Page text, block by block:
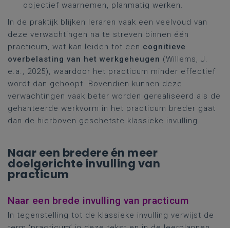
objectief waarnemen, planmatig werken.
In de praktijk blijken leraren vaak een veelvoud van
deze verwachtingen na te streven binnen één
practicum, wat kan leiden tot een cognitieve
overbelasting van het werkgeheugen (Willems, J.
e.a., 2025), waardoor het practicum minder effectief
wordt dan gehoopt. Bovendien kunnen deze
verwachtingen vaak beter worden gerealiseerd als de
gehanteerde werkvorm in het practicum breder gaat
dan de hierboven geschetste klassieke invulling.
Naar een bredere én meer
doelgerichte invulling van
practicum
Naar een brede invulling van practicum
In tegenstelling tot de klassieke invulling verwijst de